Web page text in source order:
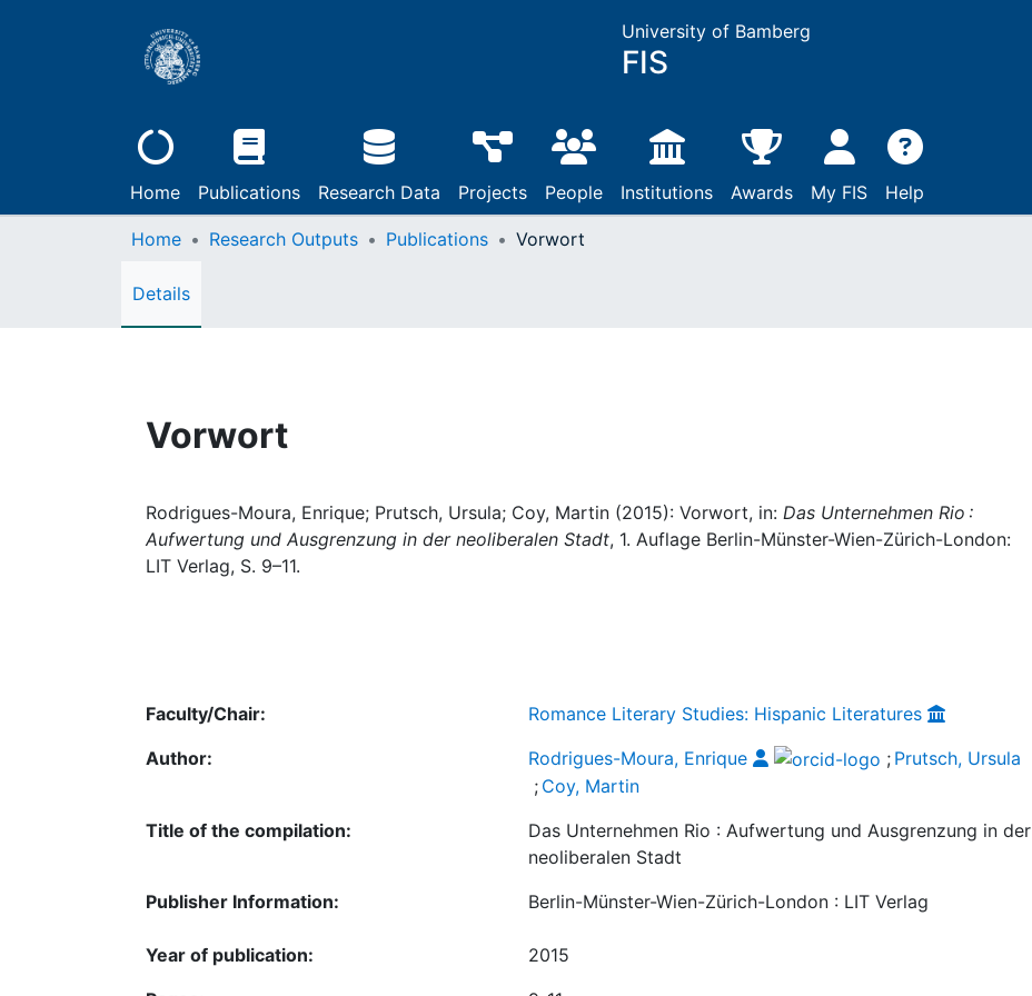
University of Bamberg
FIS
Home Publications Research Data Projects People Institutions Awards My FIS Help
Home Research Outputs Publications Vorwort
Details
Vorwort
Rodrigues-Moura, Enrique; Prutsch, Ursula; Coy, Martin (2015): Vorwort, in: Das Unternehmen Rio :
Aufwertung und Ausgrenzung in der neoliberalen Stadt, 1. Auflage Berlin-Münster-Wien-Zürich-London:
LIT Verlag, S. 9–11.
Faculty/Chair:
Romance Literary Studies: Hispanic Literatures
Author:
Rodrigues-Moura, Enrique ; Prutsch, Ursula
; Coy, Martin
Title of the compilation:
Das Unternehmen Rio : Aufwertung und Ausgrenzung in der
neoliberalen Stadt
Publisher Information:
Berlin-Münster-Wien-Zürich-London : LIT Verlag
Year of publication:
2015